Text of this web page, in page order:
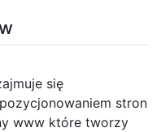
się
stron
www które tworzy